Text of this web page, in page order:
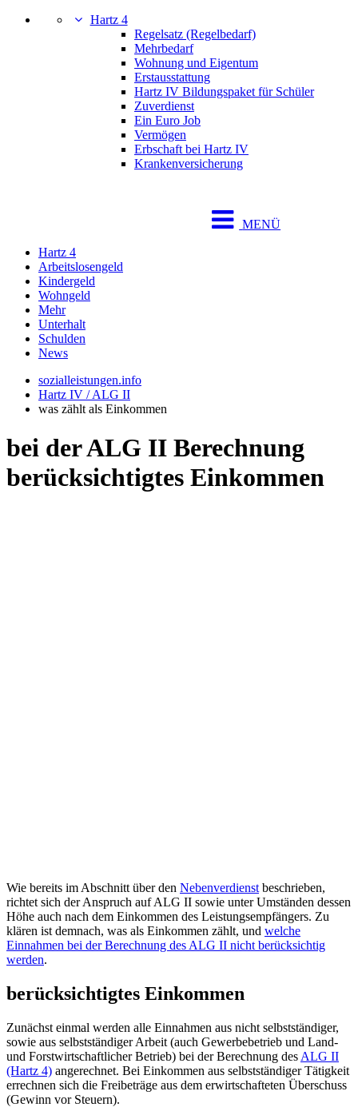
Hartz 4
Regelsatz (Regelbedarf)
Mehrbedarf
Wohnung und Eigentum
Erstausstattung
Hartz IV Bildungspaket für Schüler
Zuverdienst
Ein Euro Job
Vermögen
Erbschaft bei Hartz IV
Krankenversicherung
MENÜ
Hartz 4
Arbeitslosengeld
Kindergeld
Wohngeld
Mehr
Unterhalt
Schulden
News
sozialleistungen.info
Hartz IV / ALG II
was zählt als Einkommen
bei der ALG II Berechnung
berücksichtigtes Einkommen
Wie bereits im Abschnitt über den Nebenverdienst beschrieben,
richtet sich der Anspruch auf ALG II sowie unter Umständen dessen
Höhe auch nach dem Einkommen des Leistungsempfängers. Zu
klären ist demnach, was als Einkommen zählt, und welche
Einnahmen bei der Berechnung des ALG II nicht berücksichtig
werden.
berücksichtigtes Einkommen
Zunächst einmal werden alle Einnahmen aus nicht selbstständiger,
sowie aus selbstständiger Arbeit (auch Gewerbebetrieb und Land-
und Forstwirtschaftlicher Betrieb) bei der Berechnung des ALG II
(Hartz 4) angerechnet. Bei Einkommen aus selbstständiger Tätigkeit
errechnen sich die Freibeträge aus dem erwirtschafteten Überschuss
(Gewinn vor Steuern).